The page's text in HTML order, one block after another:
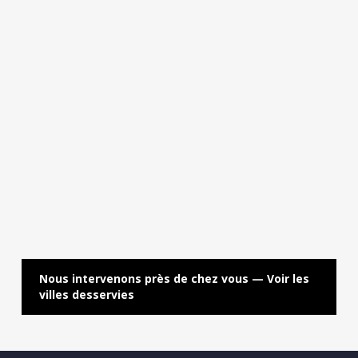
Nous intervenons près de chez vous — Voir les
villes desservies